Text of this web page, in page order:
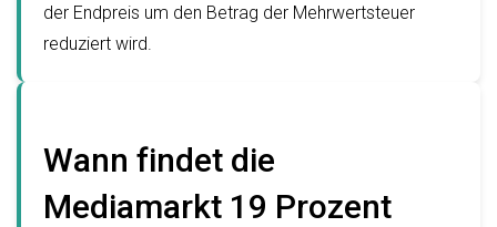
der Endpreis um den Betrag der Mehrwertsteuer
reduziert wird.
Wann findet die
Mediamarkt 19 Prozent